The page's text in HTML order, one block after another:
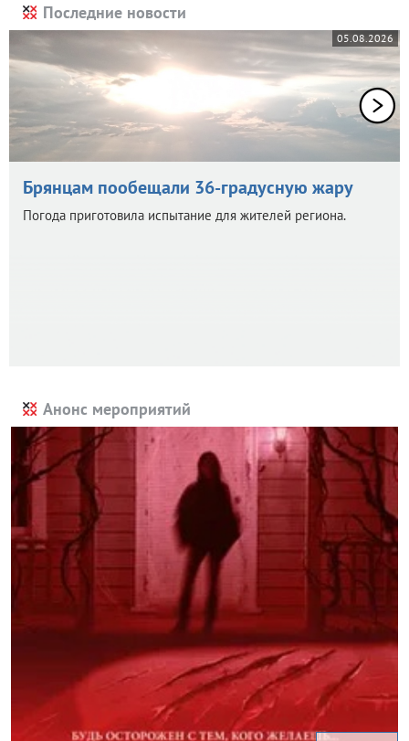
Последние новости
05.08.2026
Брянцам пообещали 36-градусную жару
Погода приготовила испытание для жителей региона.
Анонс мероприятий